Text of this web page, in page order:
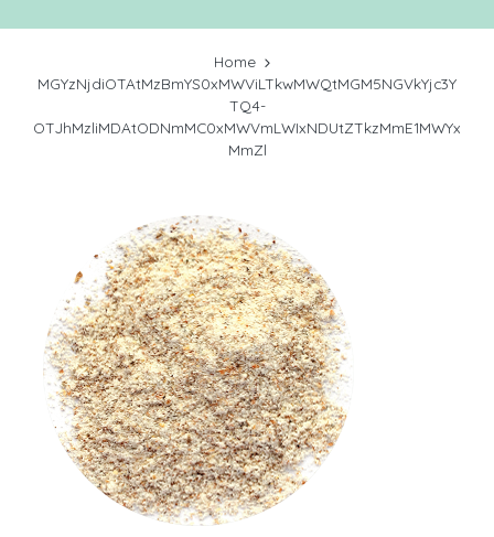
Home
MGYzNjdiOTAtMzBmYS0xMWViLTkwMWQtMGM5NGVkYjc3Y
TQ4-
OTJhMzliMDAtODNmMC0xMWVmLWIxNDUtZTkzMmE1MWYx
MmZl